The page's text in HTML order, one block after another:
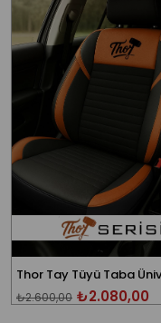
₺2.080,00
₺2.600,00